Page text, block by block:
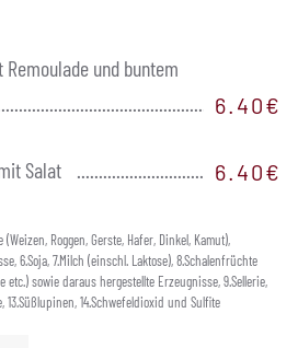
und buntem
6.40€
Salat 6.40€
(Weizen, Roggen, Gerste, Hafer, Dinkel, Kamut),
6.Soja, 7.Milch (einschl. Laktose), 8.Schalenfrüchte
etc.) sowie daraus hergestellte Erzeugnisse, 9.Sellerie,
13.Süßlupinen, 14.Schwefeldioxid und Sulfite